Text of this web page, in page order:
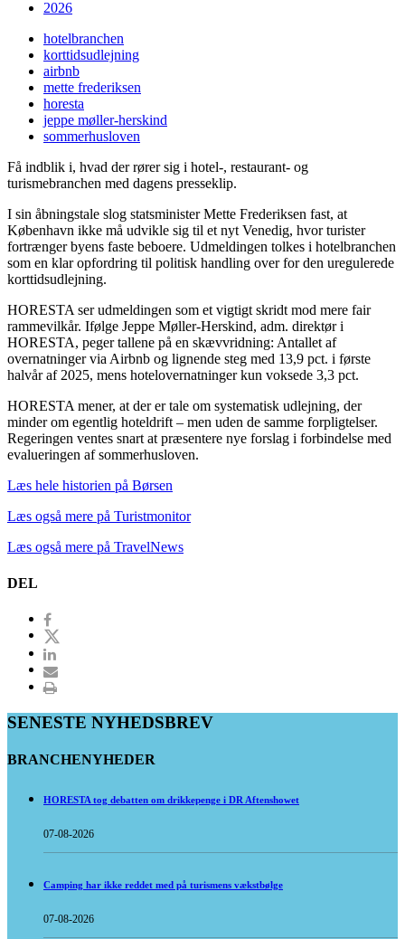
2026
hotelbranchen
korttidsudlejning
airbnb
mette frederiksen
horesta
jeppe møller-herskind
sommerhusloven
Få indblik i, hvad der rører sig i hotel-, restaurant- og
turismebranchen med dagens presseklip.
I sin åbningstale slog statsminister Mette Frederiksen fast, at
København ikke må udvikle sig til et nyt Venedig, hvor turister
fortrænger byens faste beboere. Udmeldingen tolkes i hotelbranchen
som en klar opfordring til politisk handling over for den uregulerede
korttidsudlejning.
HORESTA ser udmeldingen som et vigtigt skridt mod mere fair
rammevilkår. Ifølge Jeppe Møller-Herskind, adm. direktør i
HORESTA, peger tallene på en skævvridning: Antallet af
overnatninger via Airbnb og lignende steg med 13,9 pct. i første
halvår af 2025, mens hotelovernatninger kun voksede 3,3 pct.
HORESTA mener, at der er tale om systematisk udlejning, der
minder om egentlig hoteldrift – men uden de samme forpligtelser.
Regeringen ventes snart at præsentere nye forslag i forbindelse med
evalueringen af sommerhusloven.
Læs hele historien på Børsen
Læs også mere på Turistmonitor
Læs også mere på TravelNews
DEL
SENESTE NYHEDSBREV
BRANCHENYHEDER
HORESTA tog debatten om drikkepenge i DR Aftenshowet
07-08-2026
Camping har ikke reddet med på turismens vækstbølge
07-08-2026